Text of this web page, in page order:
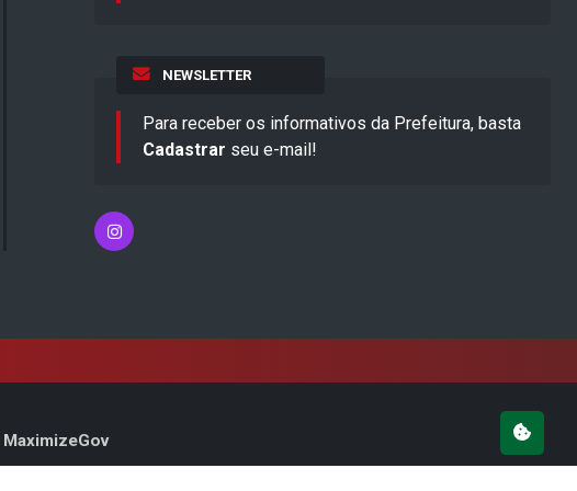
NEWSLETTER
Para receber os informativos da Prefeitura, basta
Cadastrar seu e-mail!
MaximizeGov